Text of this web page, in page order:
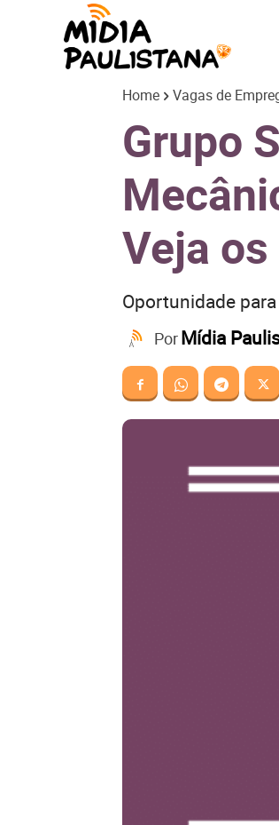
Home Vagas de
Grupo
Veja
Oportunidade
PorMídia